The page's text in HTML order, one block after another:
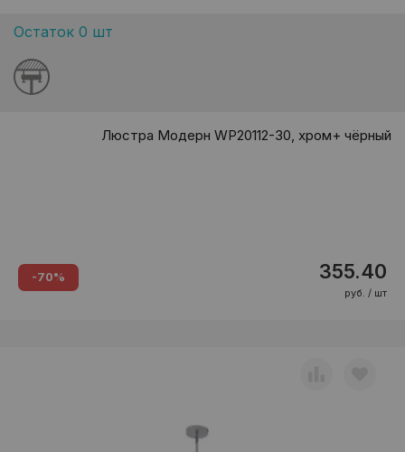
Остаток 0 шт
Люстра Модерн WP20112-30, хром+ чёрный
-70% 355.40
руб. / шт